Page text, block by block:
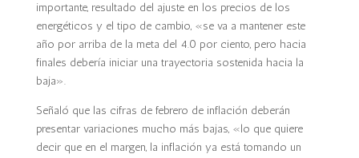
importante, resultado del ajuste en los precios de los
energéticos y el tipo de cambio, «se va a mantener este
año por arriba de la meta del 4.0 por ciento, pero hacia
finales debería iniciar una trayectoria sostenida hacia la
baja».
Señaló que las cifras de febrero de inflación deberán
presentar variaciones mucho más bajas, «lo que quiere
decir que en el margen, la inflación ya está tomando un